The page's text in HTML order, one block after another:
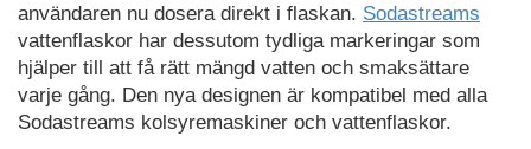
användaren nu dosera direkt i flaskan. Sodastreams
vattenflaskor har dessutom tydliga markeringar som
hjälper till att få rätt mängd vatten och smaksättare
varje gång. Den nya designen är kompatibel med alla
Sodastreams kolsyremaskiner och vattenflaskor.